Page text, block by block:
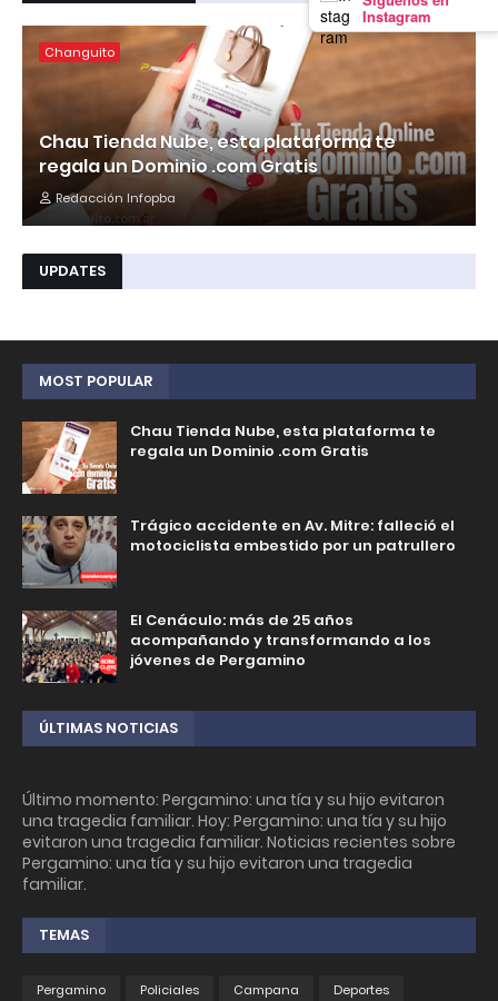
Instagram
Changuito
Chau Tienda Nube, esta plataforma te
regala un Dominio .com Gratis
Redacción Infopba
UPDATES
MOST POPULAR
Chau Tienda Nube, esta plataforma te
regala un Dominio .com Gratis
Trágico accidente en Av. Mitre: falleció el
motociclista embestido por un patrullero
El Cenáculo: más de 25 años
acompañando y transformando a los
jóvenes de Pergamino
ÚLTIMAS NOTICIAS
Último momento: Pergamino: una tía y su hijo evitaron
una tragedia familiar. Hoy: Pergamino: una tía y su hijo
evitaron una tragedia familiar. Noticias recientes sobre
Pergamino: una tía y su hijo evitaron una tragedia
familiar.
TEMAS
Pergamino Policiales Campana
Deportes